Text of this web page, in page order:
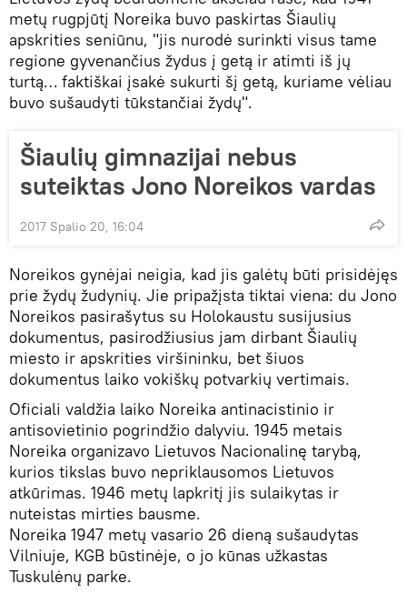
metų rugpjūtį Noreika buvo paskirtas Šiaulių
apskrities seniūnu, "jis nurodė surinkti visus tame
regione gyvenančius žydus į getą ir atimti iš jų
turtą… faktiškai įsakė sukurti šį getą, kuriame vėliau
buvo sušaudyti tūkstančiai žydų".
Šiaulių gimnazijai nebus
suteiktas Jono Noreikos vardas
2017 Spalio 20, 16:04
Noreikos gynėjai neigia, kad jis galėtų būti prisidėjęs
prie žydų žudynių. Jie pripažįsta tiktai viena: du Jono
Noreikos pasirašytus su Holokaustu susijusius
dokumentus, pasirodžiusius jam dirbant Šiaulių
miesto ir apskrities viršininku, bet šiuos
dokumentus laiko vokiškų potvarkių vertimais.
Oficiali valdžia laiko Noreika antinacistinio ir
antisovietinio pogrindžio dalyviu. 1945 metais
Noreika organizavo Lietuvos Nacionalinę tarybą,
kurios tikslas buvo nepriklausomos Lietuvos
atkūrimas. 1946 metų lapkritį jis sulaikytas ir
nuteistas mirties bausme.
Noreika 1947 metų vasario 26 dieną sušaudytas
Vilniuje, KGB būstinėje, o jo kūnas užkastas
Tuskulėnų parke.